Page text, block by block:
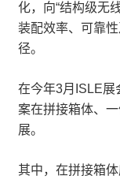
化，向“结构级无
装配效率、可靠
径。
在今年3月ISLE展
案在拼接箱体、
展。
其中，在拼接箱